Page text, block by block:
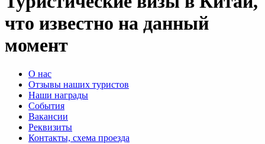
что известно на данный
момент
О нас
Отзывы наших туристов
Наши награды
События
Вакансии
Реквизиты
Контакты, схема проезда